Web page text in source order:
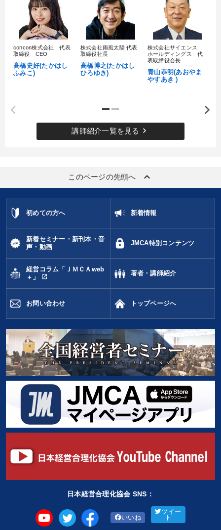
concon株式会社 代表
取締役 CEO
髙橋史好(たかはし
ふみこ)
株式会社雨風太陽 代表
取締役社長
高橋博之(たかはし
ひろゆき)
株式会社サイエンス
ホールディングス 代
表取締役会長
青山恭明(あおやま
やすあき )
講師紹介一覧を見る keyboard_arrow_right
このページの先頭へ keyboard_arrow_up
初めての方へ 新着情報
新着セミナー・新刊本・音
声・動画
JMCA特別コンテンツ
経営コラム「ＪＭＣＡweb
＋」
open_in_new
著者・講師紹介
お問い合わせ トップページへ
日本経営合理化協会 SNS：
いいね
ツイー
ト